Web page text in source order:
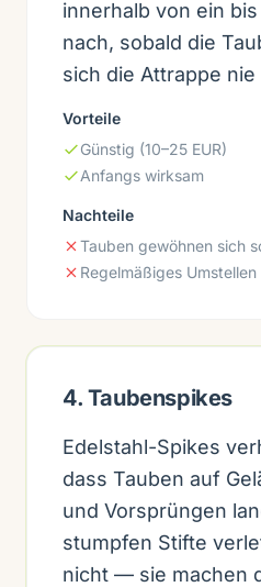
innerhalb von ein
nach, sobald die
sich die Attrappe
Vorteile
Günstig (10–25 EUR)
Anfangs wirksam
Nachteile
Tauben gewöhnen sich
Regelmäßiges Umstellen
4. Taubenspikes
Edelstahl-Spikes
dass Tauben auf
und Vorsprüngen
stumpfen Stifte
nicht — sie machen